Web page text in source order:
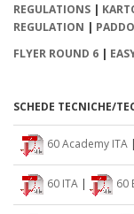
REGULATIONS |
REGULATION |
FLYER ROUND 6 |
SCHEDE TECNICHE/
60 Academy ITA |
60 ITA | 60